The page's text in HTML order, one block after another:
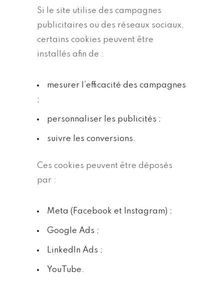
Si le site utilise des campagnes
publicitaires ou des réseaux sociaux,
certains cookies peuvent être
installés afin de :
mesurer l’efficacité des campagnes
;
personnaliser les publicités ;
suivre les conversions.
Ces cookies peuvent être déposés
par :
Meta (Facebook et Instagram) ;
Google Ads ;
LinkedIn Ads ;
YouTube.